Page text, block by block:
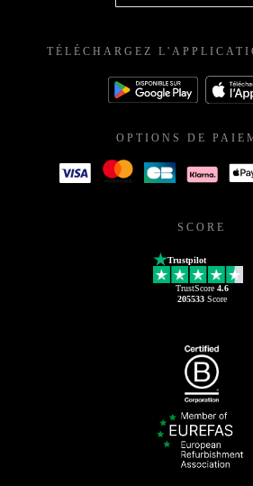
TÉLÉCHARGEZ
OPTIONS DE
SCORE
Trustpilot
TrustScore 4.6
205533Score